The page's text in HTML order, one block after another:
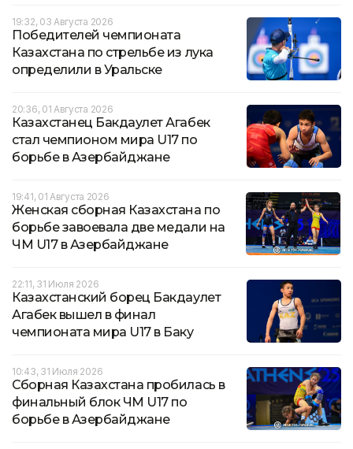
19:32, 03 Августа 2026
Победителей чемпионата
Казахстана по стрельбе из лука
определили в Уральске
20:36, 01 Августа 2026
Казахстанец Бакдаулет Агабек
стал чемпионом мира U17 по
борьбе в Азербайджане
19:41, 01 Августа 2026
Женская сборная Казахстана по
борьбе завоевала две медали на
ЧМ U17 в Азербайджане
22:11, 31 Июля 2026
Казахстанский борец Бакдаулет
Агабек вышел в финал
чемпионата мира U17 в Баку
10:43, 31 Июля 2026
Сборная Казахстана пробилась в
финальный блок ЧМ U17 по
борьбе в Азербайджане